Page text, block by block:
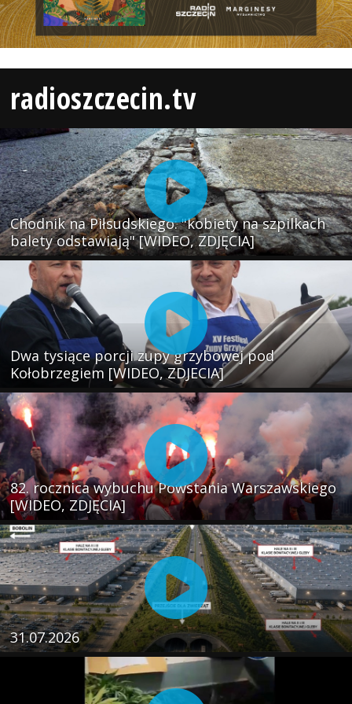
radioszczecin.tv
Chodnik na Piłsudskiego: "kobiety na szpilkach
balety odstawiają" [WIDEO, ZDJĘCIA]
Dwa tysiące porcji zupy grzybowej pod
Kołobrzegiem [WIDEO, ZDJECIA]
82. rocznica wybuchu Powstania Warszawskiego
[WIDEO, ZDJĘCIA]
31.07.2026